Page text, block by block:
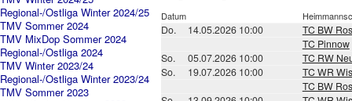
Regional-/Ostliga Winter 2024/25
TMV Sommer 2024
TMV MixDop Sommer 2024
Regional-/Ostliga 2024
TMV Winter 2023/24
Regional-/Ostliga Winter 2023/24
TMV Sommer 2023
Datum
Do. 14.05.2026 10:00
TC BW
TC Pinnow
So.
05.07.2026 10:00
TC RW
So.
19.07.2026 10:00
TC WR
TC BW